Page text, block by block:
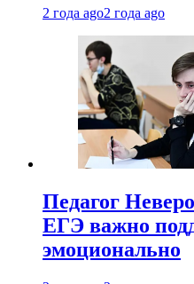
2 года ago2 года ago
Педагог
ЕГЭ важно
эмоционально